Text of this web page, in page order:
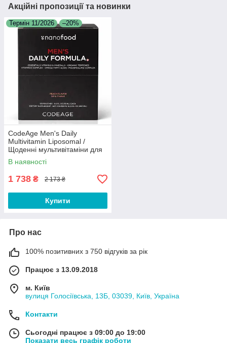
Акційні пропозиції та новинки
Термін 11/2026 –20%
CodeAge Men's Daily
Multivitamin Liposomal /
Щоденні мультивітаміни для
чоловіків ліпосомальні 30
саше Термін 11/2026
В наявності
1 738 ₴ 2 173 ₴
Купити
Про нас
100% позитивних з 750 відгуків за рік
Працює з 13.09.2018
м. Київ
вулиця Голосіївська, 13Б, 03039, Київ, Україна
Контакти
Сьогодні працює з 09:00 до 19:00
Показати весь графік роботи